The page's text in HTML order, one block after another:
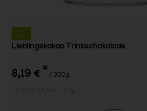
Lieblingskakao Trinkschokolade
8,19 € * / 300g